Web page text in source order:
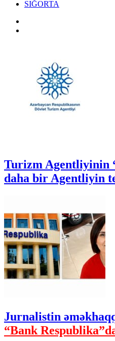
SIĞORTA
Turizm Agentliyinin
daha bir Agentliyin
Jurnalistin
“Bank